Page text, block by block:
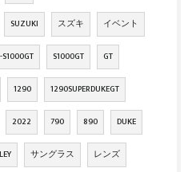
SUZUKI スズキ イベント
S1000GT S1000GT GT
1290 1290SUPERDUKEGT
2022 790 890 DUKE
サングラス レンズ